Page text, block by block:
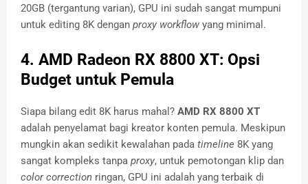
20GB (tergantung varian), GPU ini sudah sangat mumpuni
untuk editing 8K dengan proxy workflow yang minimal.
4. AMD Radeon RX 8800 XT: Opsi
Budget untuk Pemula
Siapa bilang edit 8K harus mahal? AMD RX 8800 XT
adalah penyelamat bagi kreator konten pemula. Meskipun
mungkin akan sedikit kewalahan pada timeline 8K yang
sangat kompleks tanpa proxy, untuk pemotongan klip dan
color correction ringan, GPU ini adalah yang terbaik di